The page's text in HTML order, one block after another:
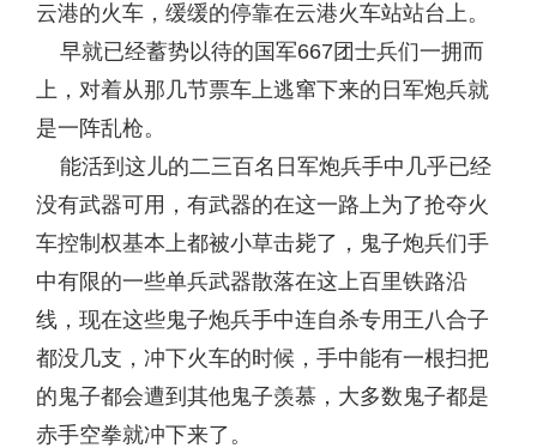
云港的火车，缓缓的停靠在云港火车站站台上。
早就已经蓄势以待的国军667团士兵们一拥而
上，对着从那几节票车上逃窜下来的日军炮兵就
是一阵乱枪。
能活到这儿的二三百名日军炮兵手中几乎已经
没有武器可用，有武器的在这一路上为了抢夺火
车控制权基本上都被小草击毙了，鬼子炮兵们手
中有限的一些单兵武器散落在这上百里铁路沿
线，现在这些鬼子炮兵手中连自杀专用王八合子
都没几支，冲下火车的时候，手中能有一根扫把
的鬼子都会遭到其他鬼子羡慕，大多数鬼子都是
赤手空拳就冲下来了。